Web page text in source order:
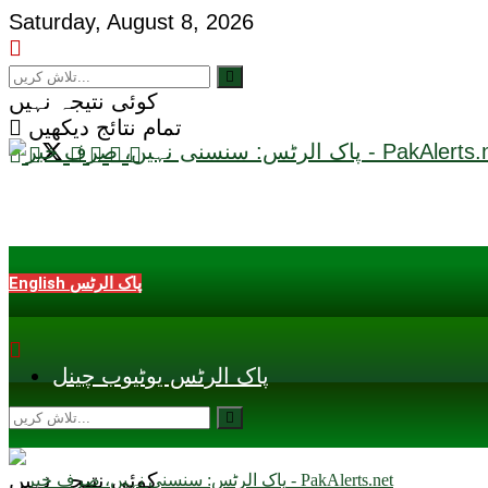
Saturday, August 8, 2026
کوئی نتیجہ نہیں
تمام نتائج دیکھیں
English پاک الرٹس
پاک الرٹس یوٹیوب چینل
کوئی نتیجہ نہیں